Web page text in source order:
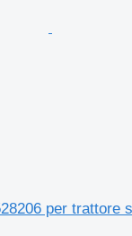
per trattore